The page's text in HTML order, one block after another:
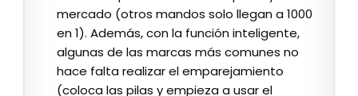
mercado (otros mandos solo llegan a 1000
en 1). Además, con la función inteligente,
algunas de las marcas más comunes no
hace falta realizar el emparejamiento
(coloca las pilas y empieza a usar el